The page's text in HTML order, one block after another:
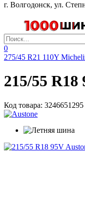
г. Волгодонск, ул.
0
275/45 R21 110Y
215/55 R18
Код товара: 3246651295